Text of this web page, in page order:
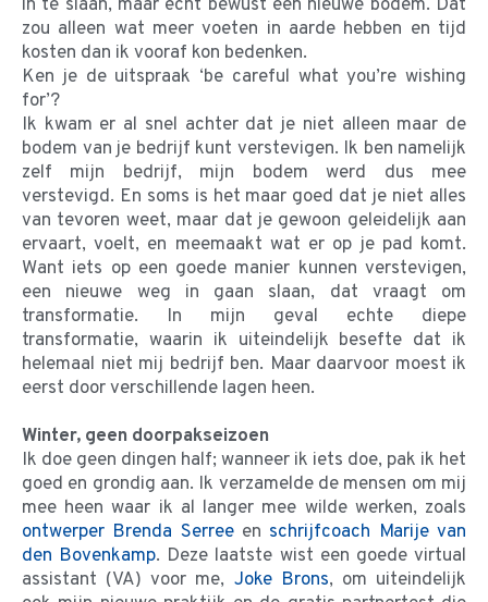
in te slaan, maar echt bewust een nieuwe bodem. Dat
zou alleen wat meer voeten in aarde hebben en tijd
kosten dan ik vooraf kon bedenken.
Ken je de uitspraak ‘be careful what you’re wishing
for’?
Ik kwam er al snel achter dat je niet alleen maar de
bodem van je bedrijf kunt verstevigen. Ik ben namelijk
zelf mijn bedrijf, mijn bodem werd dus mee
verstevigd. En soms is het maar goed dat je niet alles
van tevoren weet, maar dat je gewoon geleidelijk aan
ervaart, voelt, en meemaakt wat er op je pad komt.
Want iets op een goede manier kunnen verstevigen,
een nieuwe weg in gaan slaan, dat vraagt om
transformatie. In mijn geval echte diepe
transformatie, waarin ik uiteindelijk besefte dat ik
helemaal niet mij bedrijf ben. Maar daarvoor moest ik
eerst door verschillende lagen heen.
Winter, geen doorpakseizoen
Ik doe geen dingen half; wanneer ik iets doe, pak ik het
goed en grondig aan. Ik verzamelde de mensen om mij
mee heen waar ik al langer mee wilde werken, zoals
ontwerper Brenda Serreeen schrijfcoach Marije van
den Bovenkamp. Deze laatste wist een goede virtual
assistant (VA) voor me, Joke Brons, om uiteindelijk